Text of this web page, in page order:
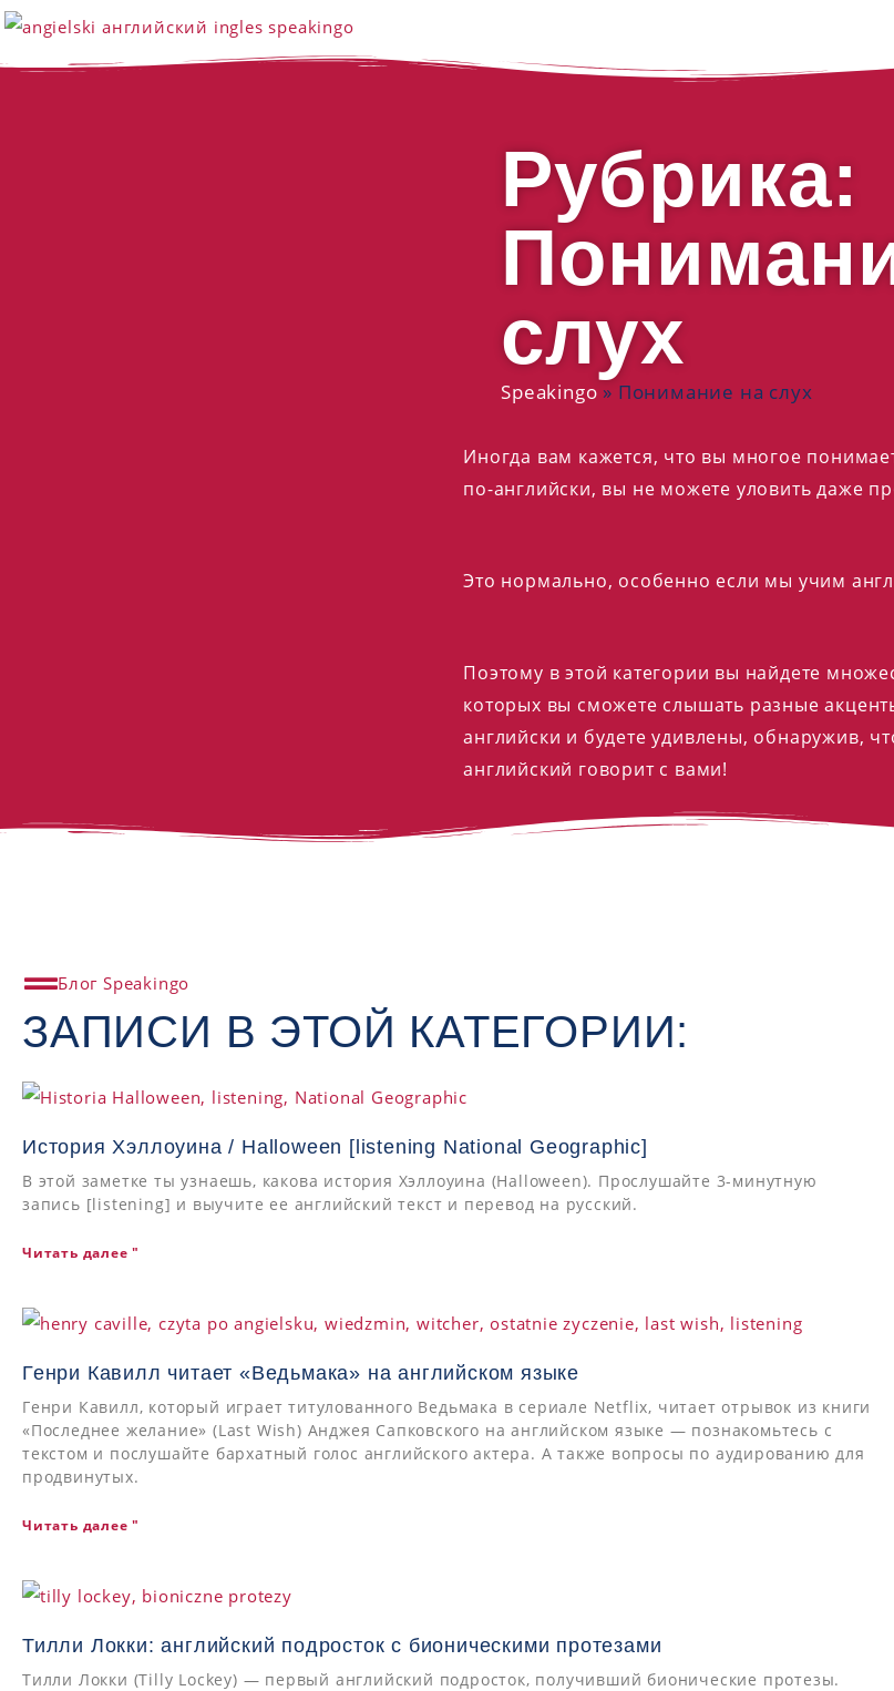
Рубрика:
слух
Speakingo » Понимание на слух
Иногда вам кажется, что вы многое
по-английски, вы не можете уловить даже
Это нормально, особенно если мы учим
Поэтому в этой категории вы найдете
которых вы сможете слышать разные
английски и будете удивлены, обнаружив,
английский говорит с вами!
Блог Speakingo
ЗАПИСИ В ЭТОЙ КАТЕГОРИИ:
История Хэллоуина / Halloween [listening National Geographic]
В этой заметке ты узнаешь, какова история Хэллоуина (Halloween). Прослушайте 3-минутную
запись [listening] и выучите ее английский текст и перевод на русский.
Читать далее "
Генри Кавилл читает «Ведьмака» на английском языке
Генри Кавилл, который играет титулованного Ведьмака в сериале Netflix, читает отрывок из книги
«Последнее желание» (Last Wish) Анджея Сапковского на английском языке — познакомьтесь с
текстом и послушайте бархатный голос английского актера. А также вопросы по аудированию для
продвинутых.
Читать далее "
Тилли Локки: английский подросток с бионическими протезами
Тилли Локки (Tilly Lockey) — первый английский подросток, получивший бионические протезы.